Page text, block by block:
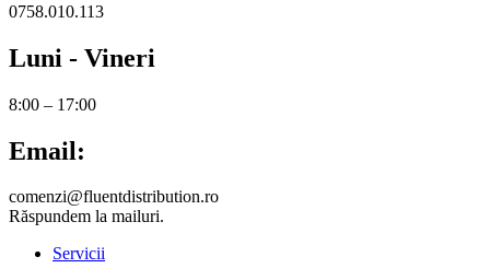
0758.010.113
Luni - Vineri
8:00 – 17:00
Email:
comenzi@fluentdistribution.ro
Răspundem la mailuri.
Servicii